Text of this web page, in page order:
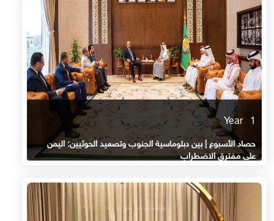
1 Year
حصاد الأسبوع | بين دبلوماسية الجنوب وتصعيد الحوثيين: اليمن
على مفترق الاضطراب